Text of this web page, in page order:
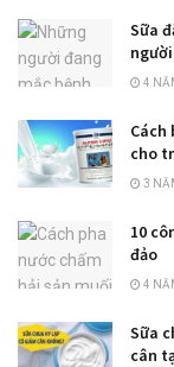
Sữa
4
Cách
cho
3
10
đảo
4
Sữa
cân